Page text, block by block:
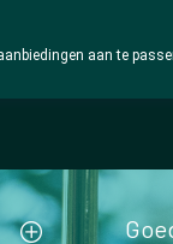
aan te